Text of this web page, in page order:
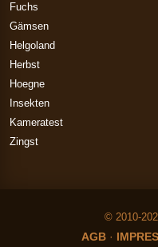
Fuchs
Gämsen
Helgoland
Herbst
Hoegne
Insekten
Kameratest
Zingst
© 2010-
AGB·